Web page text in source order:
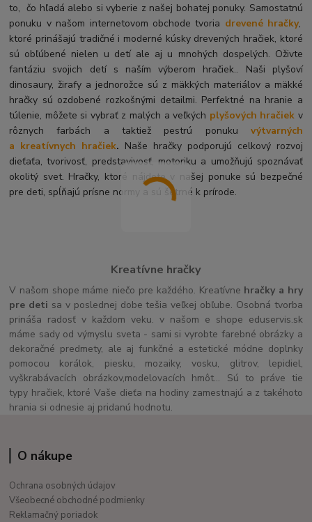
to, čo hľadá alebo si vyberie z našej bohatej ponuky. Samostatnú
ponuku v našom internetovom obchode tvoria drevené hračky,
ktoré prinášajú tradičné i moderné kúsky drevených hračiek, ktoré
sú obľúbené nielen u detí ale aj u mnohých dospelých. Oživte
fantáziu svojich detí s naším výberom hračiek.. Naši plyšoví
dinosaury, žirafy a jednorožce sú z mäkkých materiálov a mäkké
hračky sú ozdobené rozkošnými detailmi. Perfektné na hranie a
túlenie, môžete si vybrať z malých a veľkých plyšových hračiek v
rôznych farbách a taktiež pestrú ponuku výtvarných
a kreatívnych hračiek. Naše hračky podporujú celkový rozvoj
dieťaťa, tvorivosť, predstavivosť, motoriku a umožňujú spoznávať
okolitý svet. Hračky, ktoré nájdete v našej ponuke sú bezpečné
pre deti, spĺňajú prísne normy a sú šetrné k prírode.
Kreatívne hračky
V našom shope máme niečo pre každého. Kreatívne hračky a hry
pre deti sa v poslednej dobe tešia veľkej obľube. Osobná tvorba
prináša radosť v každom veku. v našom e shope eduservis.sk
máme sady od výmyslu sveta - sami si vyrobte farebné obrázky a
dekoračné predmety, ale aj funkčné a estetické módne doplnky
pomocou korálok, piesku, mozaiky, vosku, glitrov, lepidiel,
vyškrabávacích obrázkov,modelovacích hmôt... Sú to práve tie
typy hračiek, ktoré Vaše dieťa na hodiny zamestnajú a z takéhoto
hrania si odnesie aj pridanú hodnotu.
O nákupe
Ochrana osobných údajov
Všeobecné obchodné podmienky
Reklamačný poriadok